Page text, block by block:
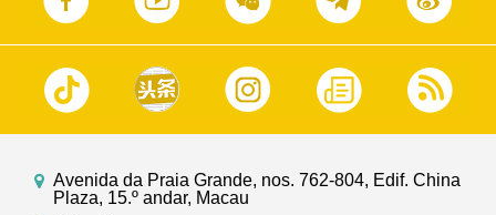
Avenida da Praia Grande, nos. 762-804, Edif. China
Plaza, 15.º andar, Macau